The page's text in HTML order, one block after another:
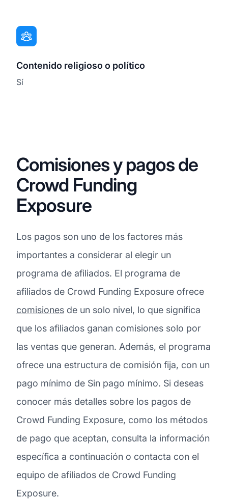
Contenido religioso o político
Sí
Comisiones y pagos de
Crowd Funding
Exposure
Los pagos son uno de los factores más
importantes a considerar al elegir un
programa de afiliados. El programa de
afiliados de Crowd Funding Exposure ofrece
comisiones de un solo nivel, lo que significa
que los afiliados ganan comisiones solo por
las ventas que generan. Además, el programa
ofrece una estructura de comisión fija, con un
pago mínimo de Sin pago mínimo. Si deseas
conocer más detalles sobre los pagos de
Crowd Funding Exposure, como los métodos
de pago que aceptan, consulta la información
específica a continuación o contacta con el
equipo de afiliados de Crowd Funding
Exposure.